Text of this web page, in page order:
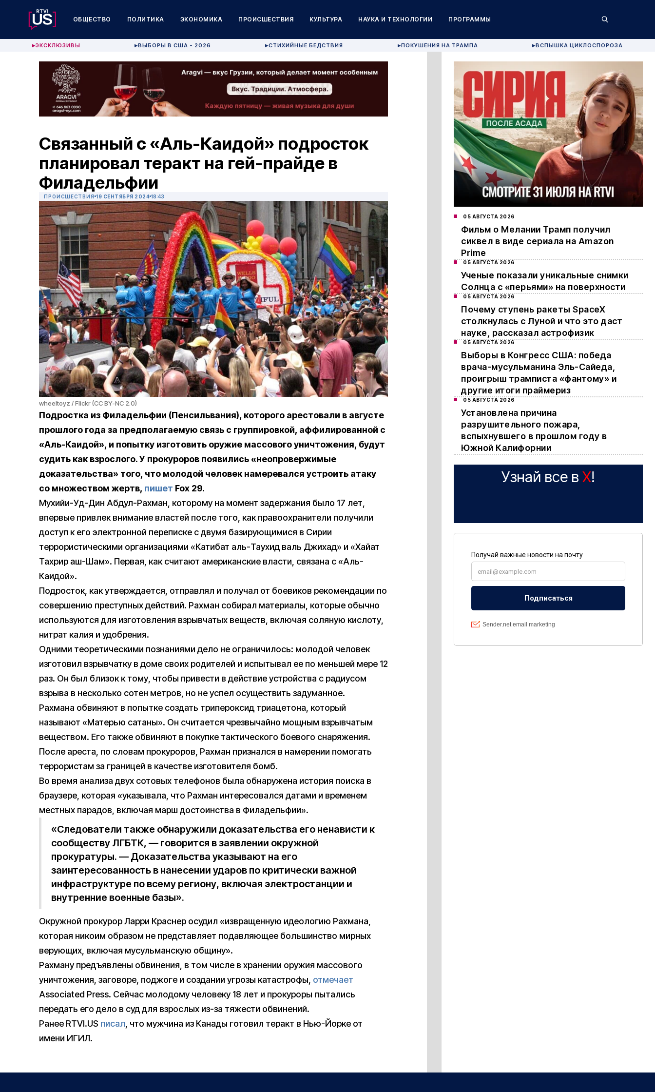
ОБЩЕСТВО ПОЛИТИКА ЭКОНОМИКА ПРОИСШЕСТВИЯ КУЛЬТУРА НАУКА И ТЕХНОЛОГИИ ПРОГРАММЫ
▶ЭКСКЛЮЗИВЫ ▶ВЫБОРЫ В США - 2026 ▶СТИХИЙНЫЕ БЕДСТВИЯ ▶ПОКУШЕНИЯ НА ТРАМПА ▶ВСПЫШКА ЦИКЛОСПОРОЗА
Связанный с «Аль-Каидой» подросток
планировал теракт на гей-прайде в
Филадельфии
ПРОИСШЕСТВИЯ 19 СЕНТЯБРЯ 2024 18:43
wheeltoyz / Flickr (CC BY-NC 2.0)
Подростка из Филадельфии (Пенсильвания), которого арестовали в августе
прошлого года за предполагаемую связь с группировкой, аффилированной с
«Аль-Каидой», и попытку изготовить оружие массового уничтожения, будут
судить как взрослого. У прокуроров появились «неопровержимые
доказательства» того, что молодой человек намеревался устроить атаку
со множеством жертв, пишет Fox 29.
Мухийи-Уд-Дин Абдул-Рахман, которому на момент задержания было 17 лет,
впервые привлек внимание властей после того, как правоохранители получили
доступ к его электронной переписке с двумя базирующимися в Сирии
террористическими организациями «Катибат аль-Таухид валь Джихад» и «Хайат
Тахрир аш-Шам». Первая, как считают американские власти, связана с «Аль-
Каидой».
Подросток, как утверждается, отправлял и получал от боевиков рекомендации по
совершению преступных действий. Рахман собирал материалы, которые обычно
используются для изготовления взрывчатых веществ, включая соляную кислоту,
нитрат калия и удобрения.
Одними теоретическими познаниями дело не ограничилось: молодой человек
изготовил взрывчатку в доме своих родителей и испытывал ее по меньшей мере 12
раз. Он был близок к тому, чтобы привести в действие устройства с радиусом
взрыва в несколько сотен метров, но не успел осуществить задуманное.
Рахмана обвиняют в попытке создать трипероксид триацетона, который
называют «Матерью сатаны». Он считается чрезвычайно мощным взрывчатым
веществом. Его также обвиняют в покупке тактического боевого снаряжения.
После ареста, по словам прокуроров, Рахман признался в намерении помогать
террористам за границей в качестве изготовителя бомб.
Во время анализа двух сотовых телефонов была обнаружена история поиска в
браузере, которая «указывала, что Рахман интересовался датами и временем
местных парадов, включая марш достоинства в Филадельфии».
«Следователи также обнаружили доказательства его ненависти к
сообществу ЛГБТК, — говорится в заявлении окружной
прокуратуры. — Доказательства указывают на его
заинтересованность в нанесении ударов по критически важной
инфраструктуре по всему региону, включая электростанции и
внутренние военные базы».
Окружной прокурор Ларри Краснер осудил «извращенную идеологию Рахмана,
которая никоим образом не представляет подавляющее большинство мирных
верующих, включая мусульманскую общину».
Рахману предъявлены обвинения, в том числе в хранении оружия массового
уничтожения, заговоре, поджоге и создании угрозы катастрофы, отмечает
Associated Press. Сейчас молодому человеку 18 лет и прокуроры пытались
передать его дело в суд для взрослых из-за тяжести обвинений.
Ранее RTVI.US писал, что мужчина из Канады готовил теракт в Нью-Йорке от
имени ИГИЛ.
05 АВГУСТА 2026
Фильм о Мелании Трамп получил
сиквел в виде сериала на Amazon
Prime
05 АВГУСТА 2026
Ученые показали уникальные снимки
Солнца с «перьями» на поверхности
05 АВГУСТА 2026
Почему ступень ракеты SpaceX
столкнулась с Луной и что это даст
науке, рассказал астрофизик
05 АВГУСТА 2026
Выборы в Конгресс США: победа
врача-мусульманина Эль-Сайеда,
проигрыш трамписта «фантому» и
другие итоги праймериз
05 АВГУСТА 2026
Установлена причина
разрушительного пожара,
вспыхнувшего в прошлом году в
Южной Калифорнии
Узнай все в X!